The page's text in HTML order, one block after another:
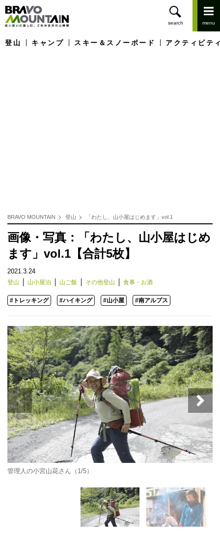
登山 キャンプ スキー＆スノーボード アクティビテ
BRAVO MOUNTAIN 登山 「わたし、山小屋はじめます」vol.1
画像・写真：「わたし、山小屋はじめ
ます」vol.1【合計5枚】
2021.3.24
登山 山小屋泊 山ご飯 その他登山 食事・お酒
#トレッキング #ハイキング #山小屋 #南アルプス
管理人の小宮山花さん（1/5）